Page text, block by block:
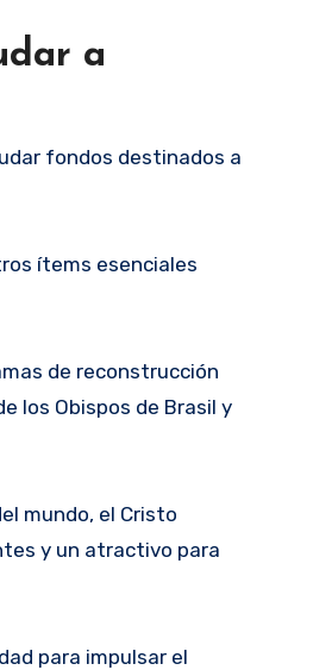
a
fondos destinados a
ítems esenciales
de reconstrucción
los Obispos de Brasil y
mundo, el Cristo
y un atractivo para
para impulsar el